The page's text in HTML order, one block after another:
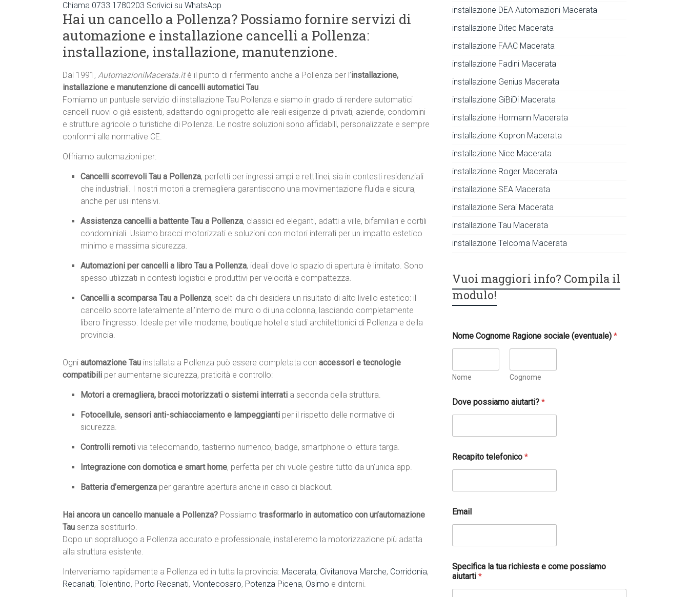
Chiama 0733 1780203 Scrivici su WhatsApp
Hai un cancello a Pollenza? Possiamo fornire servizi di
automazione e installazione cancelli a Pollenza:
installazione, installazione, manutenzione.
Dal 1991, AutomazioniMacerata.itè il punto di riferimento anche a Pollenza per l’installazione,
installazione e manutenzione di cancelli automatici Tau.
Forniamo un puntuale servizio di installazione Tau Pollenza e siamo in grado di rendere automatici
cancelli nuovi o già esistenti, adattando ogni progetto alle reali esigenze di privati, aziende, condomini
e strutture agricole o turistiche di Pollenza. Le nostre soluzioni sono affidabili, personalizzate e sempre
conformi alle normative CE.
Offriamo automazioni per:
Cancelli scorrevoli Tau a Pollenza, perfetti per ingressi ampi e rettilinei, sia in contesti residenziali
che industriali. I nostri motori a cremagliera garantiscono una movimentazione fluida e sicura,
anche per usi intensivi.
Assistenza cancelli a battente Tau a Pollenza, classici ed eleganti, adatti a ville, bifamiliari e cortili
condominiali. Usiamo bracci motorizzati e soluzioni con motori interrati per un impatto estetico
minimo e massima sicurezza.
Automazioni per cancelli a libro Tau a Pollenza, ideali dove lo spazio di apertura è limitato. Sono
spesso utilizzati in contesti logistici e produttivi per velocità e compattezza.
Cancelli a scomparsa Tau a Pollenza, scelti da chi desidera un risultato di alto livello estetico: il
cancello scorre lateralmente all’interno del muro o di una colonna, lasciando completamente
libero l’ingresso. Ideale per ville moderne, boutique hotel e studi architettonici di Pollenza e della
provincia.
Ogni automazione Tau installata a Pollenza può essere completata con accessori e tecnologie
compatibili per aumentarne sicurezza, praticità e controllo:
Motori a cremagliera, bracci motorizzati o sistemi interrati a seconda della struttura.
Fotocellule, sensori anti-schiacciamento e lampeggianti per il rispetto delle normative di
sicurezza.
Controlli remoti via telecomando, tastierino numerico, badge, smartphone o lettura targa.
Integrazione con domotica e smart home, perfetta per chi vuole gestire tutto da un’unica app.
Batteria d’emergenza per garantire apertura anche in caso di blackout.
Hai ancora un cancello manuale a Pollenza? Possiamo trasformarlo in automatico con un’automazione
Tau senza sostituirlo.
Dopo un sopralluogo a Pollenza accurato e professionale, installeremo la motorizzazione più adatta
alla struttura esistente.
Interveniamo rapidamente a Pollenza ed in tutta la provincia: Macerata, Civitanova Marche, Corridonia,
Recanati, Tolentino, Porto Recanati, Montecosaro, Potenza Picena, Osimo e dintorni.
installazione DEA Automazioni Macerata
installazione Ditec Macerata
installazione FAAC Macerata
installazione Fadini Macerata
installazione Genius Macerata
installazione GiBiDi Macerata
installazione Hormann Macerata
installazione Kopron Macerata
installazione Nice Macerata
installazione Roger Macerata
installazione SEA Macerata
installazione Serai Macerata
installazione Tau Macerata
installazione Telcoma Macerata
Vuoi maggiori info? Compila il
modulo!
Nome Cognome Ragione sociale (eventuale)*
Nome Cognome
Dove possiamo aiutarti?*
Recapito telefonico*
c
c
t
a
z
i
o
Email
Specifica la tua richiesta e come possiamo
aiutarti*